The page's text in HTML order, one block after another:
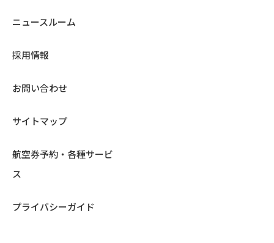
ニュースルーム
採用情報
お問い合わせ
サイトマップ
航空券予約・各種サービ
ス
プライバシーガイド